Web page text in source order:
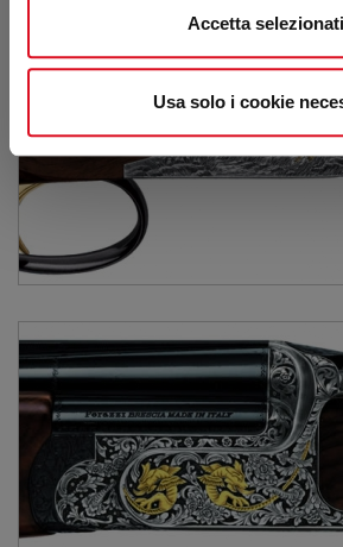
Accetta selezionati
Usa solo i cookie